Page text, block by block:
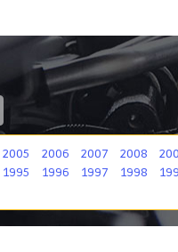
2005 2006 2007 2008
1995 1996 1997 1998